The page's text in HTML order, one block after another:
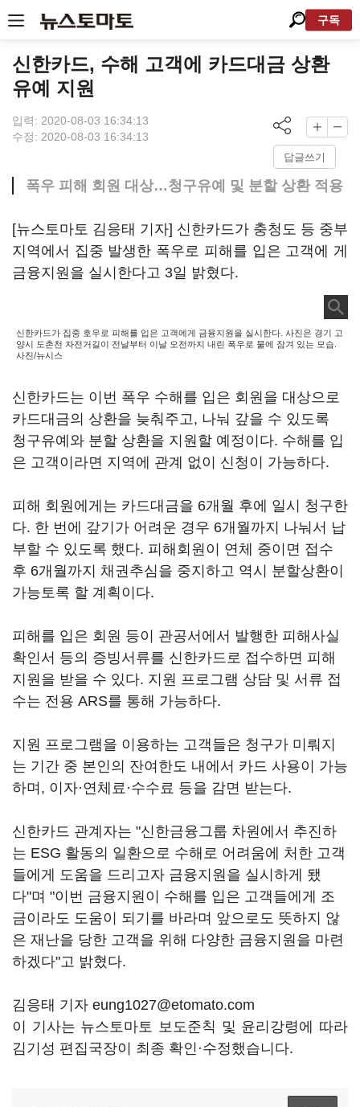
구독
신한카드, 수해 고객에 카드대금 상환
유예 지원
입력: 2020-08-03 16:34:13
수정: 2020-08-03 16:34:13
답글쓰기
폭우 피해 회원 대상…청구유예 및 분할 상환 적용
[뉴스토마토 김응태 기자] 신한카드가 충청도 등 중부
지역에서 집중 발생한 폭우로 피해를 입은 고객에 게
금융지원을 실시한다고 3일 밝혔다.
신한카드가 집중 호우로 피해를 입은 고객에게 금융지원을 실시한다. 사진은 경기 고
양시 도촌천 자전거길이 전날부터 이날 오전까지 내린 폭우로 물에 잠겨 있는 모습.
사진/뉴시스
신한카드는 이번 폭우 수해를 입은 회원을 대상으로
카드대금의 상환을 늦춰주고, 나눠 갚을 수 있도록
청구유예와 분할 상환을 지원할 예정이다. 수해를 입
은 고객이라면 지역에 관계 없이 신청이 가능하다.
피해 회원에게는 카드대금을 6개월 후에 일시 청구한
다. 한 번에 갚기가 어려운 경우 6개월까지 나눠서 납
부할 수 있도록 했다. 피해회원이 연체 중이면 접수
후 6개월까지 채권추심을 중지하고 역시 분할상환이
가능토록 할 계획이다.
피해를 입은 회원 등이 관공서에서 발행한 피해사실
확인서 등의 증빙서류를 신한카드로 접수하면 피해
지원을 받을 수 있다. 지원 프로그램 상담 및 서류 접
수는 전용 ARS를 통해 가능하다.
지원 프로그램을 이용하는 고객들은 청구가 미뤄지
는 기간 중 본인의 잔여한도 내에서 카드 사용이 가능
하며, 이자·연체료·수수료 등을 감면 받는다.
신한카드 관계자는 "신한금융그룹 차원에서 추진하
는 ESG 활동의 일환으로 수해로 어려움에 처한 고객
들에게 도움을 드리고자 금융지원을 실시하게 됐
다"며 "이번 금융지원이 수해를 입은 고객들에게 조
금이라도 도움이 되기를 바라며 앞으로도 뜻하지 않
은 재난을 당한 고객을 위해 다양한 금융지원을 마련
하겠다"고 밝혔다.
김응태 기자 eung1027@etomato.com
이 기사는 뉴스토마토 보도준칙 및 윤리강령에 따라
김기성 편집국장이 최종 확인·수정했습니다.